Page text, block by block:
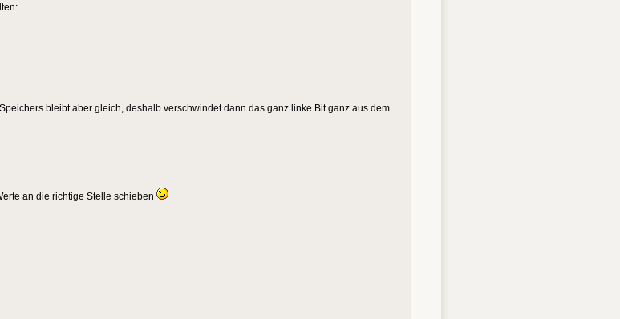
bleibt aber gleich, deshalb verschwindet dann das ganz linke Bit ganz aus dem
an die richtige Stelle schieben